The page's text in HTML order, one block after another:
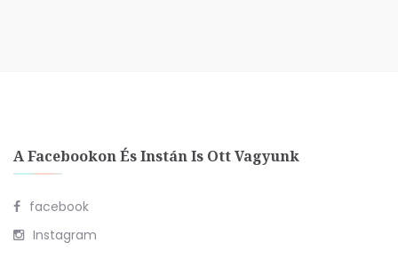
A Facebookon És Instán Is Ott Vagyunk
facebook
Instagram